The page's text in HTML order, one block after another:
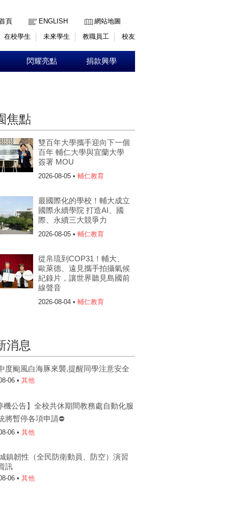
頁
ENGLISH
網站地圖
在校學生
未來學生 教職員工 校友
閃耀亮點 捐款興學
焦點
雙百年大學攜手迎向下一個
百年 輔仁大學與宜蘭大學
簽署 MOU
2026-08-05 • 輔仁教育
最國際化的學校！輔大成立
國際永續學院 打造AI、國
際、永續三大競爭力
2026-08-05 • 輔仁教育
從帛琉到COP31！輔大、
歐萊德、遠見攜手拍攝氣候
紀錄片，讓世界聽見島國前
線聲音
2026-08-04 • 輔仁教育
消息
度颱風白海豚來襲,提醒同學注意安全
06 • 其他
機公告】全校共休期間教務處自動化服
將暫停各項申請⛔
06 • 其他
鎮韌性（全民防衛動員、防空）演習
訊
06 • 其他